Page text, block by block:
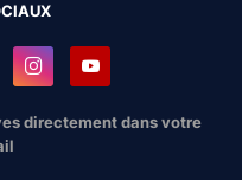
directement dans votre